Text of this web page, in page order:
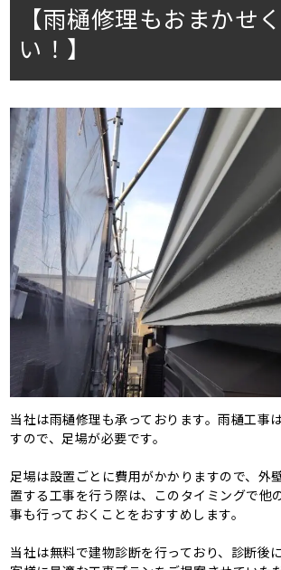
【雨樋修理もおまかせ
い！】
当社は雨樋修理も承っております。雨樋工事
すので、足場が必要です。
足場は設置ごとに費用がかかりますので、外
置する工事を行う際は、このタイミングで他
事も行っておくことをおすすめします。
当社は無料で建物診断を行っており、診断後